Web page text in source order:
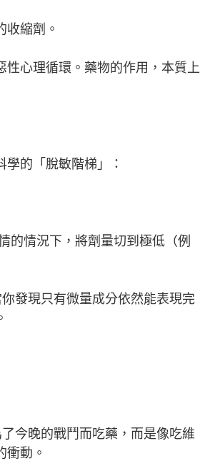
縮劑。
心理循環。藥物的作用，本質上
的「脫敏階梯」：
的情況下，將劑量切到極低（例
發現只有微量成分依然能表現完
今晚的戰鬥而吃藥，而是像吃維
衝動。